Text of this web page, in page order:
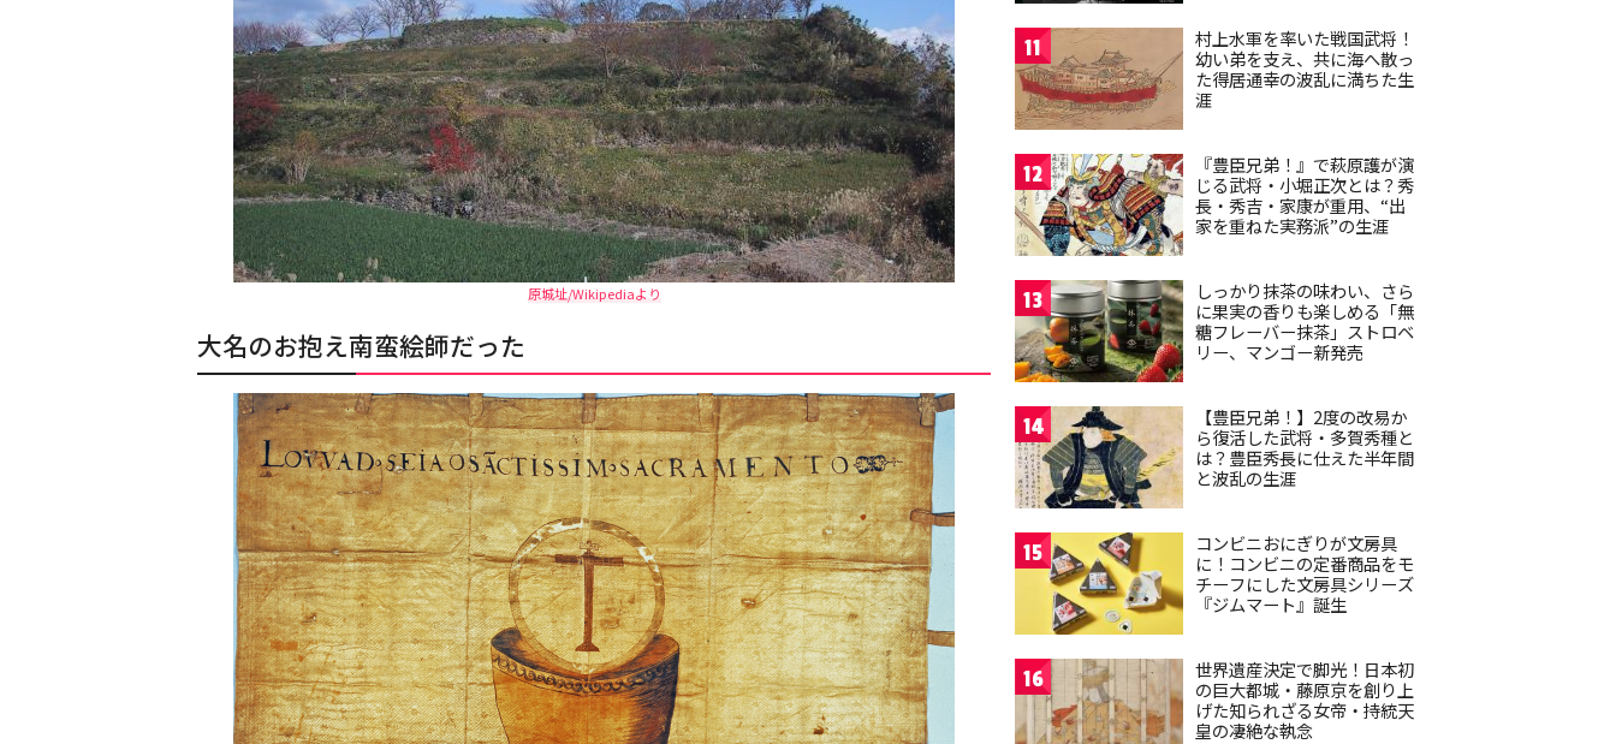
原城址/Wikipediaより
大名のお抱え南蛮絵師だった
11
村上水軍を率いた戦国武将！
幼い弟を支え、共に海へ散っ
た得居通幸の波乱に満ちた生
涯
12
『豊臣兄弟！』で萩原護が演
じる武将・小堀正次とは？秀
長・秀吉・家康が重用、“出
家を重ねた実務派”の生涯
13
しっかり抹茶の味わい、さら
に果実の香りも楽しめる「無
糖フレーバー抹茶」ストロベ
リー、マンゴー新発売
14
【豊臣兄弟！】2度の改易か
ら復活した武将・多賀秀種と
は？豊臣秀長に仕えた半年間
と波乱の生涯
15
コンビニおにぎりが文房具
に！コンビニの定番商品をモ
チーフにした文房具シリーズ
『ジムマート』誕生
16
世界遺産決定で脚光！日本初
の巨大都城・藤原京を創り上
げた知られざる女帝・持統天
皇の凄絶な執念